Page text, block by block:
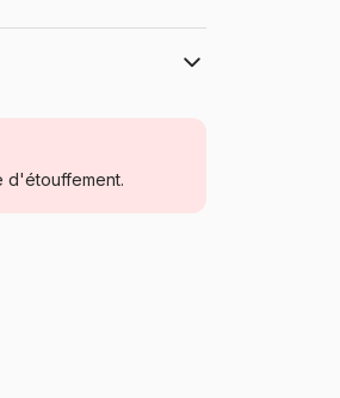
et Princesses
d'étouffement.